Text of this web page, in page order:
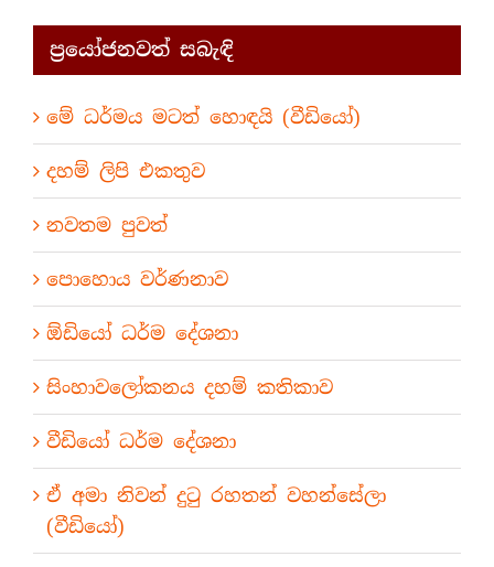
ප්‍රයෝජනවත් සබැඳි
මේ ධර්මය මටත් හොඳයි (වීඩියෝ)
දහම් ලිපි එකතුව
නවතම පුවත්
පොහොය වර්ණනාව
ඕඩියෝ ධර්ම දේශනා
සිංහාවලෝකනය දහම් කතිකාව
වීඩියෝ ධර්ම දේශනා
ඒ අමා නිවන් දුටු රහතන් වහන්සේලා
(වීඩියෝ)